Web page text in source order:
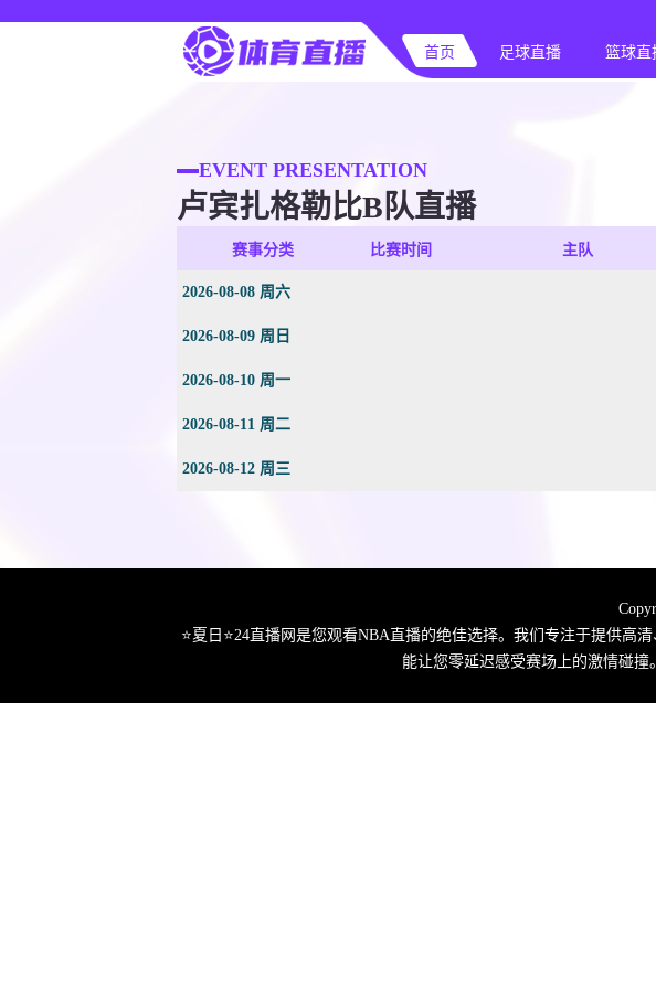
首页 足球直播 篮球直
EVENT PRESENTATION
卢宾扎格勒比B队直播
赛事分类 比赛时间 主队
2026-08-08 周六
2026-08-09 周日
2026-08-10 周一
2026-08-11 周二
2026-08-12 周三
⭐️夏日⭐24直播网是您观看NBA直播的绝佳选择。我们专注于提供
能让您零延迟感受赛场上的激情碰撞